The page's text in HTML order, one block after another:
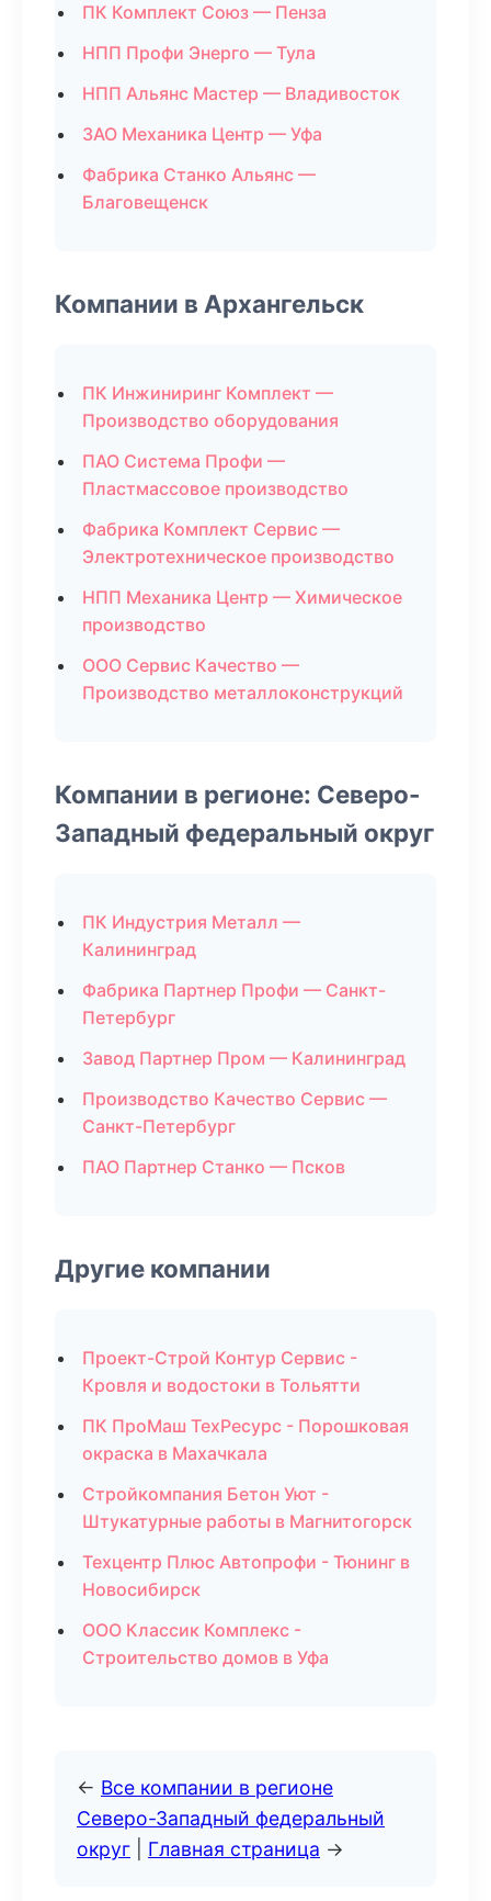
ПК Комплект Союз — Пенза
НПП Профи Энерго — Тула
НПП Альянс Мастер — Владивосток
ЗАО Механика Центр — Уфа
Фабрика Станко Альянс —
Благовещенск
Компании в Архангельск
ПК Инжиниринг Комплект —
Производство оборудования
ПАО Система Профи —
Пластмассовое производство
Фабрика Комплект Сервис —
Электротехническое производство
НПП Механика Центр — Химическое
производство
ООО Сервис Качество —
Производство металлоконструкций
Компании в регионе: Северо-
Западный федеральный округ
ПК Индустрия Металл —
Калининград
Фабрика Партнер Профи — Санкт-
Петербург
Завод Партнер Пром — Калининград
Производство Качество Сервис —
Санкт-Петербург
ПАО Партнер Станко — Псков
Другие компании
Проект-Строй Контур Сервис -
Кровля и водостоки в Тольятти
ПК ПроМаш ТехРесурс - Порошковая
окраска в Махачкала
Стройкомпания Бетон Уют -
Штукатурные работы в Магнитогорск
Техцентр Плюс Автопрофи - Тюнинг в
Новосибирск
ООО Классик Комплекс -
Строительство домов в Уфа
← Все компании в регионе
Северо-Западный федеральный
округ
Главная страница →